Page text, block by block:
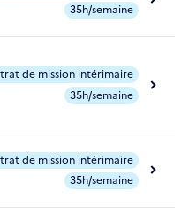
35h/semaine
de mission intérimaire
35h/semaine
de mission intérimaire
35h/semaine